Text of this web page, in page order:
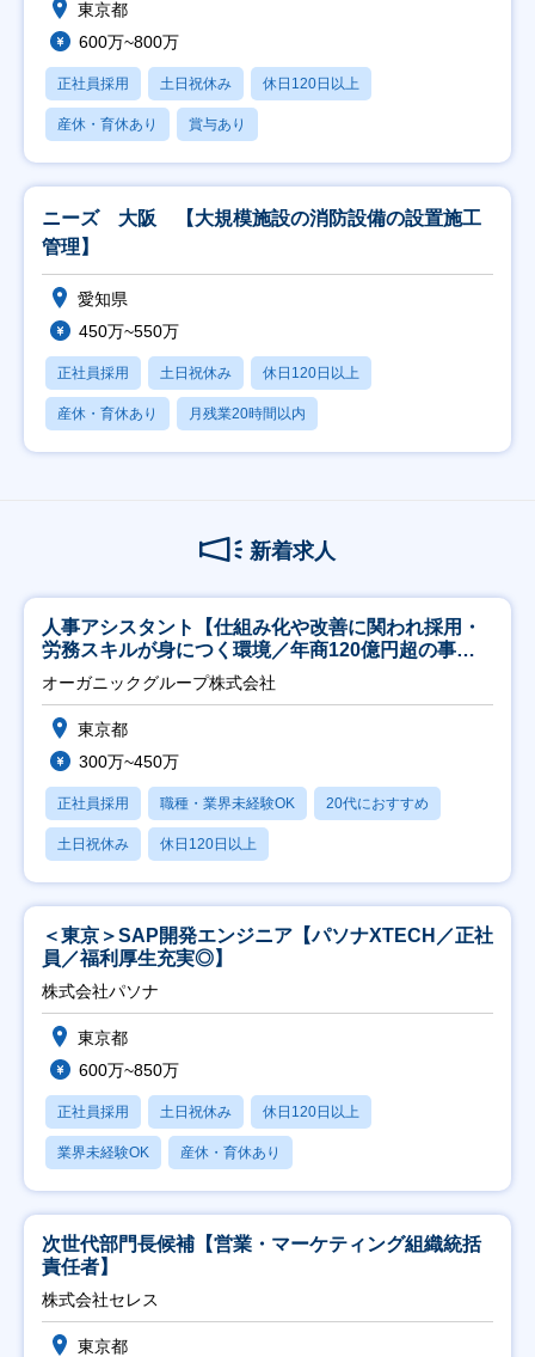
東京都
600万~800万
正社員採用 土日祝休み 休日120日以上
産休・育休あり 賞与あり
ニーズ 大阪 【大規模施設の消防設備の設置施工
管理】
愛知県
450万~550万
正社員採用 土日祝休み 休日120日以上
産休・育休あり 月残業20時間以内
新着求人
人事アシスタント【仕組み化や改善に関われ採用・
労務スキルが身につく環境／年商120億円超の事業
会社】
オーガニックグループ株式会社
東京都
300万~450万
正社員採用 職種・業界未経験OK 20代におすすめ
土日祝休み 休日120日以上
＜東京＞SAP開発エンジニア【パソナXTECH／正社
員／福利厚生充実◎】
株式会社パソナ
東京都
600万~850万
正社員採用 土日祝休み 休日120日以上
業界未経験OK 産休・育休あり
次世代部門長候補【営業・マーケティング組織統括
責任者】
株式会社セレス
東京都